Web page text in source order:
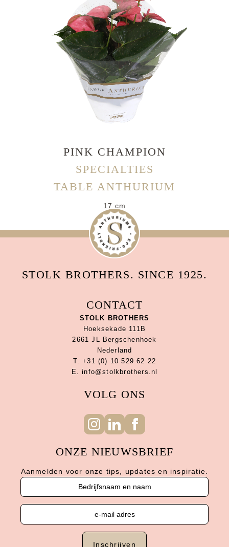
PINK CHAMPION
SPECIALTIES
TABLE ANTHURIUM
17 cm
STOLK BROTHERS. SINCE 1925.
CONTACT
STOLK BROTHERS
Hoeksekade 111B
2661 JL Bergschenhoek
Nederland
T. +31 (0) 10 529 62 22
E. info@stolkbrothers.nl
VOLG ONS
ONZE NIEUWSBRIEF
Aanmelden voor onze tips, updates en inspiratie.